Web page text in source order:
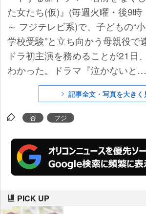
た女たち(仮)』(毎週火曜・後9時
～ フジテレビ系)で、子どもの“小
学校受験”と立ち向かう母親役で
ドラ初主演を務めることが21日、
わかった。ドラマ『泣かないと決
めた日』では同僚をいじめるOL
を、『ジョーカー～許されざる捜
査官～』(共に同局系)では屈強な
キャリアを重ねてきた杏だが、母
親役は今回が初。過熱する“お受
験”を軸に、ママ友同士の友情と
のクランクインを前に「チャレン
記事全文・写真を大きく
杏 フジ
PICK UP